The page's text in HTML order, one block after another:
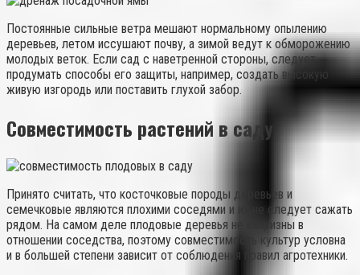
Постоянные сильные ветра мешают нормальному опылению
деревьев, летом иссушают почву, а зимой ведут к обморожению
молодых веток. Если сад с наветренной стороны, следует
продумать способы его защиты, например, создать высокую
живую изгородь или поставить глухой забор.
Совместимость растений в саду
Принято считать, что косточковые породы деревьев и
семечковые являются плохими соседями и их не следует сажать
рядом. На самом деле плодовые деревья не капризны в
отношении соседства, поэтому совместимость культур условна
и в большей степени зависит от соблюдения правил агротехники.